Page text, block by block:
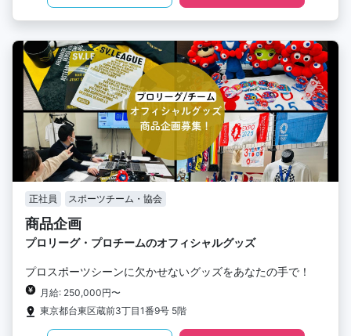
正社員 スポーツチーム・協会
商品企画
プロリーグ・プロチームのオフィシャルグッズ
プロスポーツシーンに欠かせないグッズをあなたの手で！
月給: 250,000円〜
東京都台東区蔵前3丁目1番9号 5階